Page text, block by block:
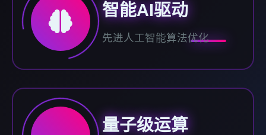
智能AI驱动
先进人工智能算法优化
量子级运算